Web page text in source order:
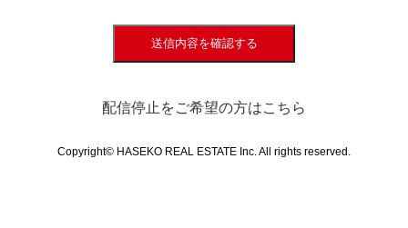
送信内容を確認する
配信停止をご希望の方はこちら
Copyright© HASEKO REAL ESTATE Inc. All rights reserved.